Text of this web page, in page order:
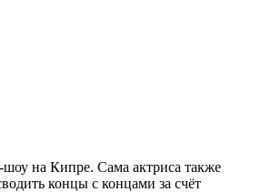
шоу на Кипре. Сама актриса также
концы с концами за счёт